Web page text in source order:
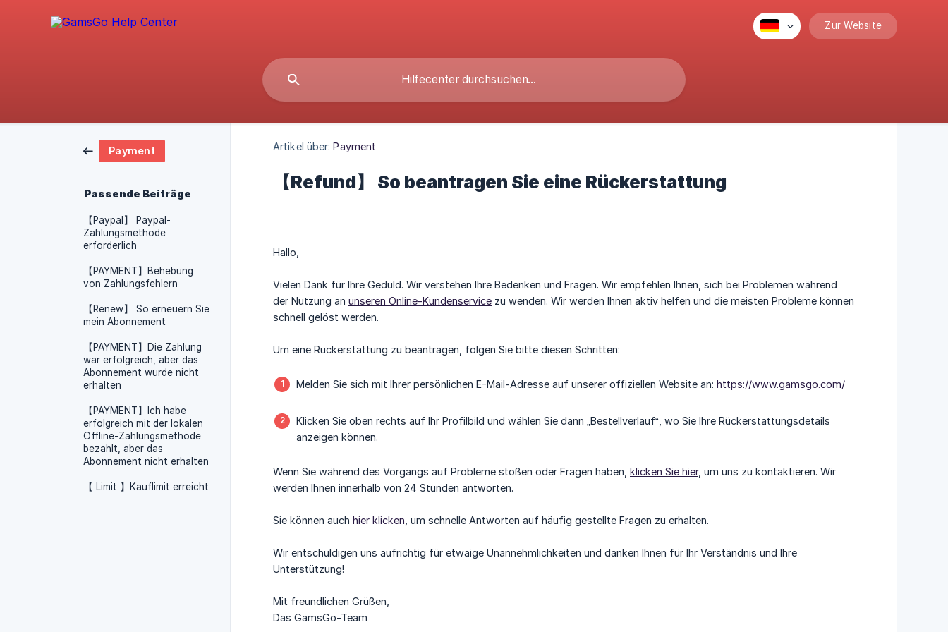
Zur Website
Payment
Passende Beiträge
【Paypal】 Paypal-
Zahlungsmethode
erforderlich
【PAYMENT】Behebung
von Zahlungsfehlern
【Renew】 So erneuern Sie
mein Abonnement
【PAYMENT】Die Zahlung
war erfolgreich, aber das
Abonnement wurde nicht
erhalten
【PAYMENT】Ich habe
erfolgreich mit der lokalen
Offline-Zahlungsmethode
bezahlt, aber das
Abonnement nicht erhalten
【 Limit 】Kauflimit erreicht
Artikel über: Payment
【Refund】 So beantragen Sie eine Rückerstattung
Hallo,
Vielen Dank für Ihre Geduld. Wir verstehen Ihre Bedenken und Fragen. Wir empfehlen Ihnen, sich bei Problemen während
der Nutzung an unseren Online-Kundenservice zu wenden. Wir werden Ihnen aktiv helfen und die meisten Probleme können
schnell gelöst werden.
Um eine Rückerstattung zu beantragen, folgen Sie bitte diesen Schritten:
Melden Sie sich mit Ihrer persönlichen E-Mail-Adresse auf unserer offiziellen Website an: https://www.gamsgo.com/
Klicken Sie oben rechts auf Ihr Profilbild und wählen Sie dann „Bestellverlauf“, wo Sie Ihre Rückerstattungsdetails
anzeigen können.
Wenn Sie während des Vorgangs auf Probleme stoßen oder Fragen haben, klicken Sie hier, um uns zu kontaktieren. Wir
werden Ihnen innerhalb von 24 Stunden antworten.
Sie können auch hier klicken , um schnelle Antworten auf häufig gestellte Fragen zu erhalten.
Wir entschuldigen uns aufrichtig für etwaige Unannehmlichkeiten und danken Ihnen für Ihr Verständnis und Ihre
Unterstützung!
Mit freundlichen Grüßen,
Das GamsGo-Team